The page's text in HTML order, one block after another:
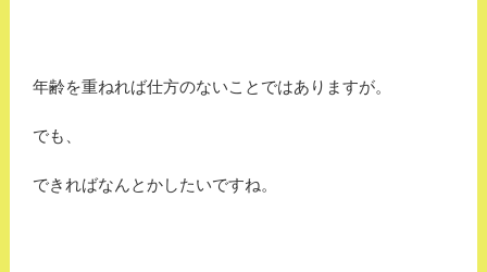
年齢を重ねれば仕方のないことではありますが。
でも、
できればなんとかしたいですね。